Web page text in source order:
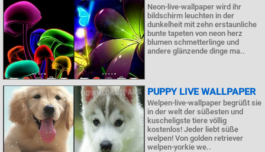
Neon-live-wallpaper wird ihr
bildschirm leuchten in der
dunkelheit mit zehn erstaunliche
bunte tapeten von neon herz
blumen schmetterlinge und
andere glänzende dinge ma..
PUPPY LIVE WALLPAPER
Welpen-live-wallpaper begrüßt sie
in der welt der süßesten und
kuscheligste tiere völlig
kostenlos! Jeder liebt süße
welpen! Von golden retriever
welpen-yorkie we..